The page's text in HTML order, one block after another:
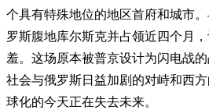
个具有特殊地位的地区首府和城市
罗斯腹地库尔斯克并占领近四个月
羞。这场原本被普京设计为闪电战
社会与俄罗斯日益加剧的对峙和西
球化的今天正在失去未来。